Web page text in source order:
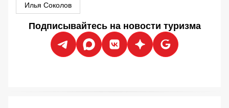
Илья Соколов
Подписывайтесь на новости туризма